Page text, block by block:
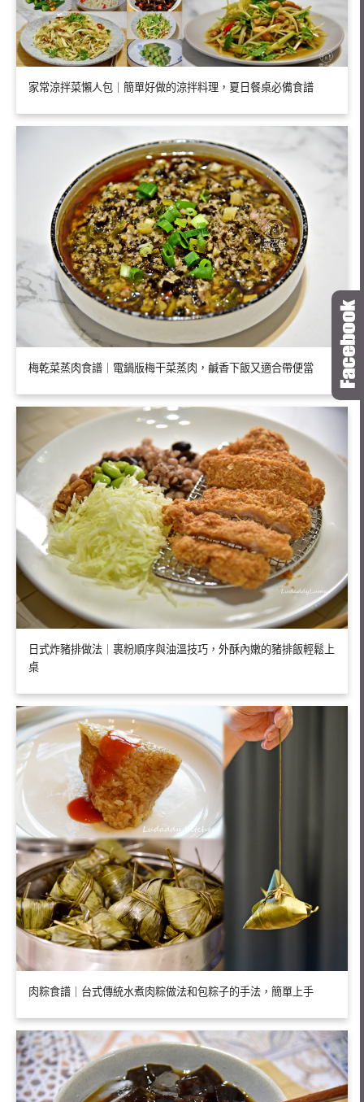
家常涼拌菜懶人包｜簡單好做的涼拌料理，夏日餐桌必備食譜
梅乾菜蒸肉食譜｜電鍋版梅干菜蒸肉，鹹香下飯又適合帶便當
日式炸豬排做法｜裹粉順序與油溫技巧，外酥內嫩的豬排飯輕鬆上
桌
肉粽食譜｜台式傳統水煮肉粽做法和包粽子的手法，簡單上手